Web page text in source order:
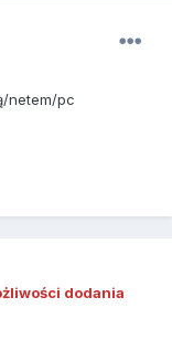
netem/pc
dodania